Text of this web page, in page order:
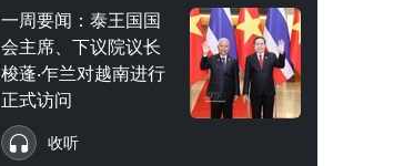
一周要闻：泰王国国
会主席、下议院议长
梭蓬·乍兰对越南进行
正式访问
收听